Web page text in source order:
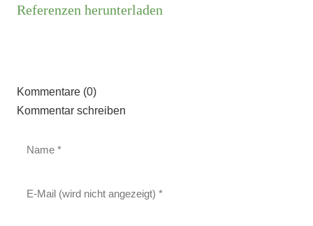
Referenzen herunterladen
Kommentare (0)
Kommentar schreiben